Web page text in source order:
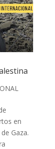
en
Gaza.